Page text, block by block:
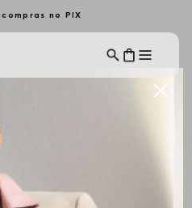
compras no PIX